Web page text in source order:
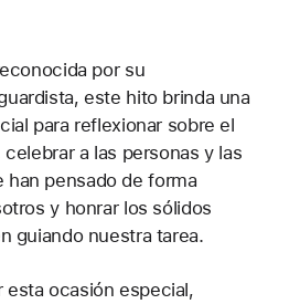
por su
este hito brinda una
para reflexionar sobre el
a las personas y las
han pensado de forma
y honrar los sólidos
guiando nuestra tarea.
esta ocasión especial,